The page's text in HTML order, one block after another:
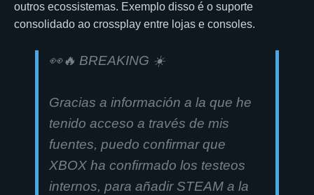
outros ecossistemas. Exemplo disso é o suporte
consolidado ao crossplay entre lojas e consoles.
👀🔥 BREAKING ☀️
Gracias a información a la que he
tenido acceso a través de mis
fuentes, puedo confirmar que
XBOX ha confirmado los testeos
internos, para añadir STEAM a la